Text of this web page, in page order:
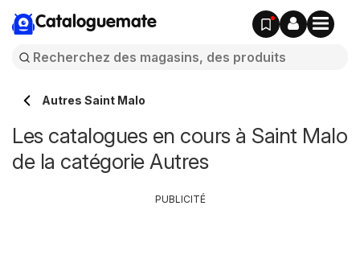
Cataloguemate
Autres Saint Malo
Les catalogues en cours à Saint Malo
de la catégorie Autres
PUBLICITÉ